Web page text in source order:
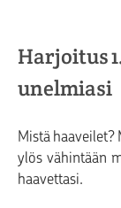
Harjoitus
unelmiasi
Mistä haaveilet?
ylös vähintään
haavettasi.